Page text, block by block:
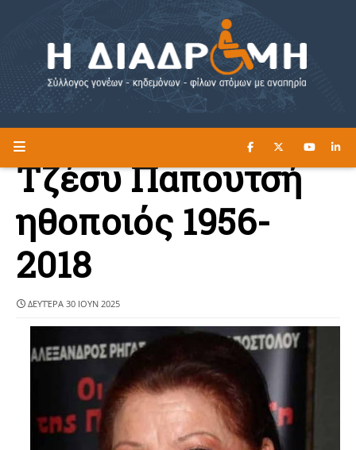
Η ΔΙΑΔΡΟΜΗ ΔΙΑΒΑΣΤΕ ΕΔΩ ►
Τζέσυ Παπουτσή
ηθοποιός 1956-
2018
ΔΕΥΤΈΡΑ 30 ΙΟΥΝ 2025